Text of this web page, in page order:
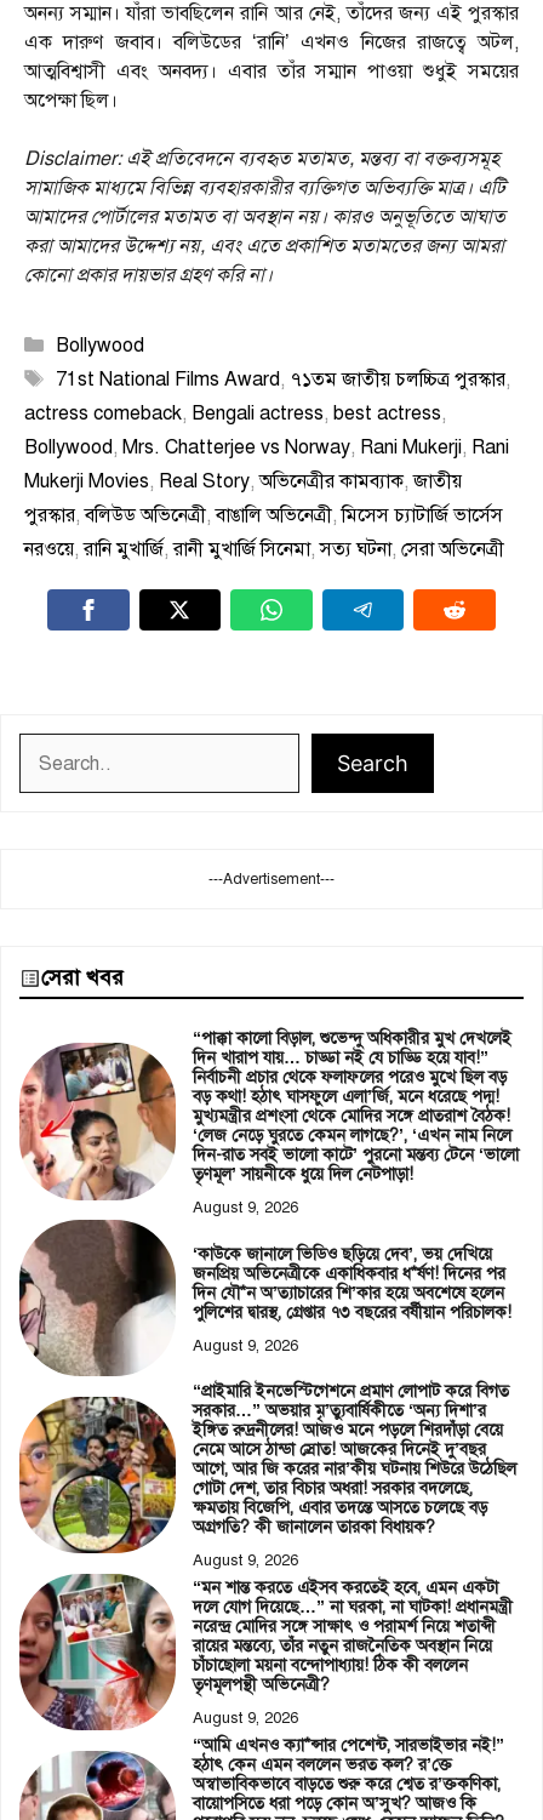
অনন্য সম্মান। যাঁরা ভাবছিলেন রানি আর নেই, তাঁদের জন্য এই পুরস্কার
এক দারুণ জবাব। বলিউডের ‘রানি’ এখনও নিজের রাজত্বে অটল,
আত্মবিশ্বাসী এবং অনবদ্য। এবার তাঁর সম্মান পাওয়া শুধুই সময়ের
অপেক্ষা ছিল।
Disclaimer: এই প্রতিবেদনে ব্যবহৃত মতামত, মন্তব্য বা বক্তব্যসমূহ
সামাজিক মাধ্যমে বিভিন্ন ব্যবহারকারীর ব্যক্তিগত অভিব্যক্তি মাত্র। এটি
আমাদের পোর্টালের মতামত বা অবস্থান নয়। কারও অনুভূতিতে আঘাত
করা আমাদের উদ্দেশ্য নয়, এবং এতে প্রকাশিত মতামতের জন্য আমরা
কোনো প্রকার দায়ভার গ্রহণ করি না।
Categories
Bollywood
Tags
71st National Films Award, ৭১তম জাতীয় চলচ্চিত্র পুরস্কার,
actress comeback, Bengali actress, best actress,
Bollywood, Mrs. Chatterjee vs Norway, Rani Mukerji, Rani
Mukerji Movies, Real Story,অভিনেত্রীর কামব্যাক,জাতীয়
পুরস্কার,বলিউড অভিনেত্রী,বাঙালি অভিনেত্রী,মিসেস চ্যাটার্জি ভার্সেস
নরওয়ে,রানি মুখার্জি,রানী মুখার্জি সিনেমা,সত্য ঘটনা, সেরা অভিনেত্রী
Search
---Advertisement---
সেরা খবর
“পাক্কা কালো বিড়াল, শুভেন্দু অধিকারীর মুখ দেখলেই
দিন খারাপ যায়… চাড্ডা নই যে চাড্ডি হয়ে যাব!”
নির্বাচনী প্রচার থেকে ফলাফলের পরেও মুখে ছিল বড়
বড় কথা! হঠাৎ ঘাসফুলে এলা’র্জি, মনে ধরেছে পদ্ম!
মুখ্যমন্ত্রীর প্রশংসা থেকে মোদির সঙ্গে প্রাতরাশ বৈঠক!
‘লেজ নেড়ে ঘুরতে কেমন লাগছে?’, ‘এখন নাম নিলে
দিন-রাত সবই ভালো কাটে’ পুরনো মন্তব্য টেনে ‘ভালো
তৃণমূল’ সায়নীকে ধুয়ে দিল নেটপাড়া!
August 9, 2026
‘কাউকে জানালে ভিডিও ছড়িয়ে দেব’, ভয় দেখিয়ে
জনপ্রিয় অভিনেত্রীকে একাধিকবার ধ*র্ষণ! দিনের পর
দিন যৌ*ন অ’ত্যাচারের শি’কার হয়ে অবশেষে হলেন
পুলিশের দ্বারস্থ, গ্রেপ্তার ৭৩ বছরের বর্ষীয়ান পরিচালক!
August 9, 2026
“প্রাইমারি ইনভেস্টিগেশনে প্রমাণ লোপাট করে বিগত
সরকার…” অভয়ার মৃ’ত্যুবার্ষিকীতে ‘অন্য দিশা’র
ইঙ্গিত রুদ্রনীলের! আজও মনে পড়লে শিরদাঁড়া বেয়ে
নেমে আসে ঠান্ডা স্রোত! আজকের দিনেই দু’বছর
আগে, আর জি করের নার’কীয় ঘটনায় শিউরে উঠেছিল
গোটা দেশ, তার বিচার অধরা! সরকার বদলেছে,
ক্ষমতায় বিজেপি, এবার তদন্তে আসতে চলেছে বড়
অগ্রগতি? কী জানালেন তারকা বিধায়ক?
August 9, 2026
“মন শান্ত করতে এইসব করতেই হবে, এমন একটা
দলে যোগ দিয়েছে…” না ঘরকা, না ঘাটকা! প্রধানমন্ত্রী
নরেন্দ্র মোদির সঙ্গে সাক্ষাৎ ও পরামর্শ নিয়ে শতাব্দী
রায়ের মন্তব্যে, তাঁর নতুন রাজনৈতিক অবস্থান নিয়ে
চাঁচাছোলা ময়না বন্দোপাধ্যায়! ঠিক কী বললেন
তৃণমূলপন্থী অভিনেত্রী?
August 9, 2026
“আমি এখনও ক্যা*ন্সার পেশেন্ট, সারভাইভার নই!”
হঠাৎ কেন এমন বললেন ভরত কল? র’ক্তে
অস্বাভাবিকভাবে বাড়তে শুরু করে শ্বেত র’ক্তকণিকা,
বায়োপসিতে ধরা পড়ে কোন অ’সুখ? আজও কি